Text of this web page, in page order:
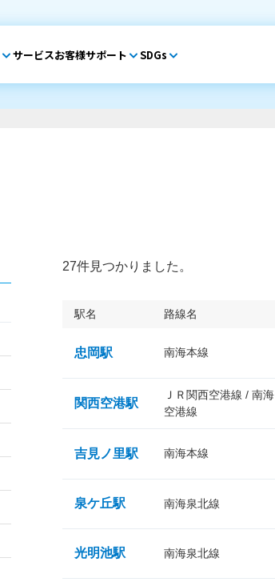
サービスお客様サポート SDGs
27件見つかりました。
駅名 路線名
忠岡駅 南海本線
関西空港駅
ＪＲ関西空港線 / 南海
空港線
吉見ノ里駅 南海本線
泉ケ丘駅 南海泉北線
光明池駅 南海泉北線